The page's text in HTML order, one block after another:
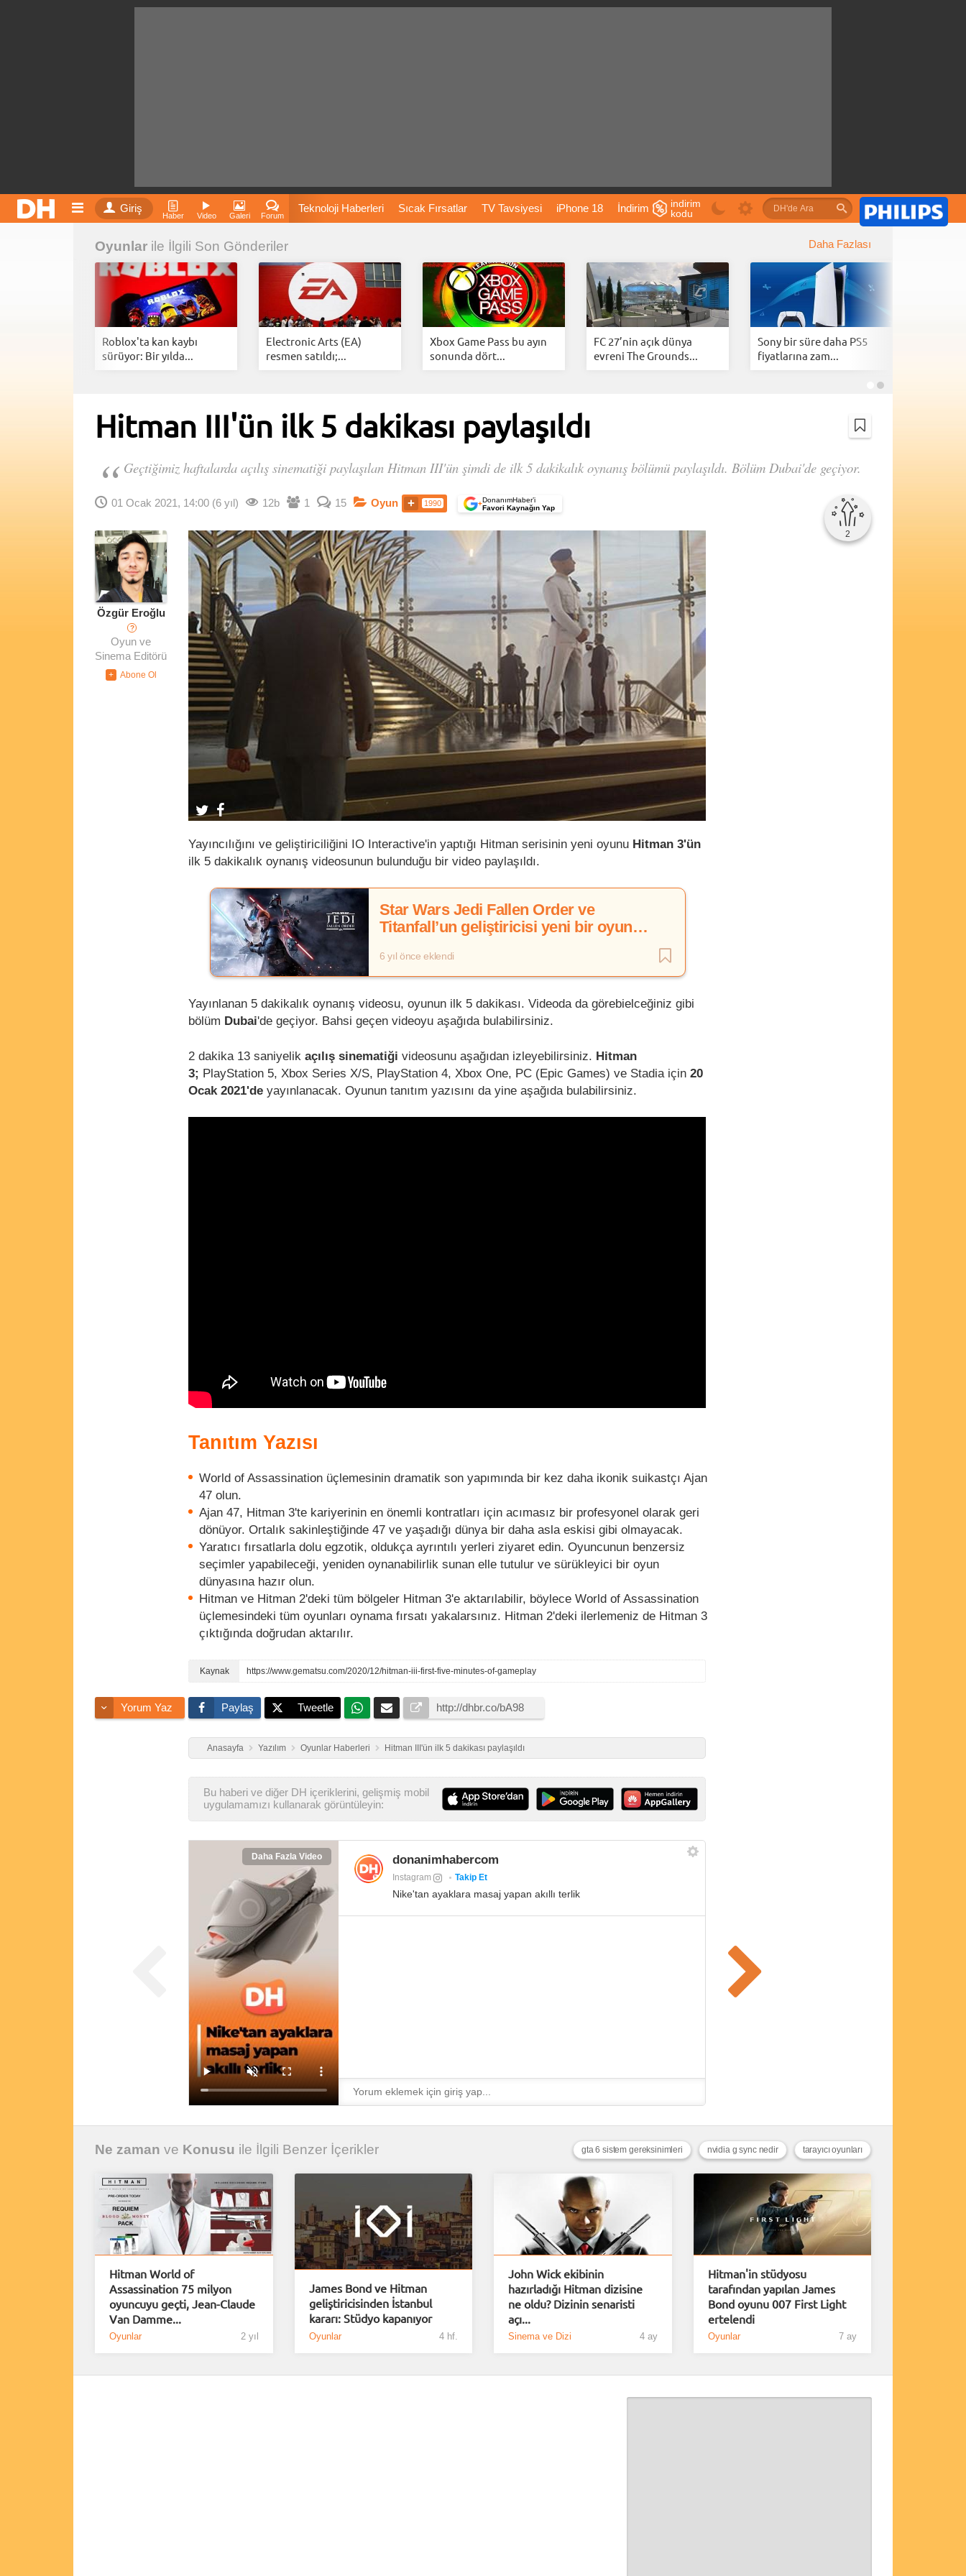
Giriş
Haber Video Galeri Forum
Teknoloji Haberleri Sıcak Fırsatlar TV Tavsiyesi iPhone 18 İndirim
Fiyatları Vizyondaki Filmler Bitcoin Dizi Önerileri Telefon Önerileri
İnstagram Dondurma İnstagram Çöktü Mü
indirim
kodu
Oyunlar ile İlgili Son Gönderiler Daha Fazlası
Roblox'ta kan kaybı
sürüyor: Bir yılda...
Electronic Arts (EA)
resmen satıldı;...
Xbox Game Pass bu ayın
sonunda dört...
FC 27’nin açık dünya
evreni The Grounds...
Sony bir süre daha PS5
fiyatlarına zam...
Hitman III'ün ilk 5 dakikası paylaşıldı
Geçtiğimiz haftalarda açılış sinematiği paylaşılan Hitman III'ün şimdi de ilk 5 dakikalık oynanış bölümü paylaşıldı. Bölüm Dubai'de geçiyor.
01 Ocak 2021, 14:00 (6 yıl) 12b 1 15 Oyun 1990 +DonanımHaber’i
Favori Kaynağın Yap
2
Özgür Eroğlu
?
Oyun ve
Sinema Editörü
Yayıncılığını ve geliştiriciliğini IO Interactive'in yaptığı Hitman serisinin yeni oyunu Hitman 3'ün
ilk 5 dakikalık oynanış videosunun bulunduğu bir video paylaşıldı.
Star Wars Jedi Fallen Order ve
Titanfall’un geliştiricisi yeni bir oyun
6 yıl önce eklendi
Yayınlanan 5 dakikalık oynanış videosu, oyunun ilk 5 dakikası. Videoda da görebielceğiniz gibi
bölüm Dubai'de geçiyor. Bahsi geçen videoyu aşağıda bulabilirsiniz.
2 dakika 13 saniyelik açılış sinematiği videosunu aşağıdan izleyebilirsiniz. Hitman
3; PlayStation 5, Xbox Series X/S, PlayStation 4, Xbox One, PC (Epic Games) ve Stadia için 20
Ocak 2021'de yayınlanacak. Oyunun tanıtım yazısını da yine aşağıda bulabilirsiniz.
Tanıtım Yazısı
World of Assassination üçlemesinin dramatik son yapımında bir kez daha ikonik suikastçı Ajan
47 olun.
Ajan 47, Hitman 3'te kariyerinin en önemli kontratları için acımasız bir profesyonel olarak geri
dönüyor. Ortalık sakinleştiğinde 47 ve yaşadığı dünya bir daha asla eskisi gibi olmayacak.
Yaratıcı fırsatlarla dolu egzotik, oldukça ayrıntılı yerleri ziyaret edin. Oyuncunun benzersiz
seçimler yapabileceği, yeniden oynanabilirlik sunan elle tutulur ve sürükleyici bir oyun
dünyasına hazır olun.
Hitman ve Hitman 2'deki tüm bölgeler Hitman 3'e aktarılabilir, böylece World of Assassination
üçlemesindeki tüm oyunları oynama fırsatı yakalarsınız. Hitman 2'deki ilerlemeniz de Hitman 3
çıktığında doğrudan aktarılır.
https://www.gematsu.com/2020/12/hitman-iii-first-five-minutes-of-gameplay
Yorum Yaz Paylaş Tweetle
Anasayfa Yazılım Oyunlar Haberleri Hitman III'ün ilk 5 dakikası paylaşıldı
Bu haberi ve diğer DH içeriklerini, gelişmiş mobil
uygulamamızı kullanarak görüntüleyin:
Daha Fazla Video donanimhabercom
Instagram Takip Et
Nike'tan ayaklara masaj yapan akıllı terlik
Ne zaman ve Konusu ile İlgili Benzer İçerikler tarayıcı oyunları
nvidia g sync nedir
gta 6 sistem gereksinimleri
Hitman World of
Assassination 75 milyon
oyuncuyu geçti, Jean-Claude
Van Damme...
Oyunlar 2 yıl
James Bond ve Hitman
geliştiricisinden İstanbul
kararı: Stüdyo kapanıyor
Oyunlar 4 hf.
John Wick ekibinin
hazırladığı Hitman dizisine
ne oldu? Dizinin senaristi
açı...
Sinema ve Dizi 4 ay
Hitman'in stüdyosu
tarafından yapılan James
Bond oyunu 007 First Light
ertelendi
Oyunlar 7 ay